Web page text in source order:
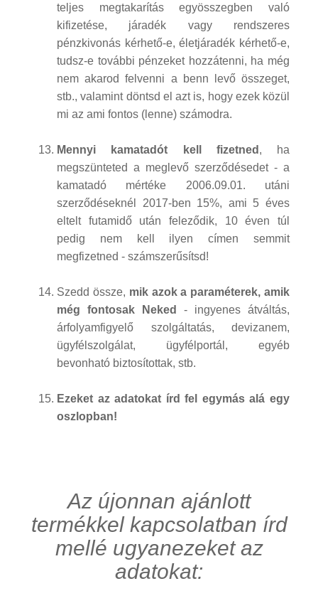
teljes megtakarítás egyösszegben való
kifizetése, járadék vagy rendszeres
pénzkivonás kérhető-e, életjáradék kérhető-e,
tudsz-e további pénzeket hozzátenni, ha még
nem akarod felvenni a benn levő összeget,
stb., valamint döntsd el azt is, hogy ezek közül
mi az ami fontos (lenne) számodra.
Mennyi kamatadót kell fizetned , ha
megszünteted a meglevő szerződésedet - a
kamatadó mértéke 2006.09.01. utáni
szerződéseknél 2017-ben 15%, ami 5 éves
eltelt futamidő után feleződik, 10 éven túl
pedig nem kell ilyen címen semmit
megfizetned - számszerűsítsd!
Szedd össze, mik azok a paraméterek, amik
még fontosak Neked
- ingyenes átváltás,
árfolyamfigyelő szolgáltatás, devizanem,
ügyfélszolgálat, ügyfélportál, egyéb
bevonható biztosítottak, stb.
Ezeket az adatokat írd fel egymás alá egy
oszlopban!
Az újonnan ajánlott
termékkel kapcsolatban írd
mellé ugyanezeket az
adatokat: